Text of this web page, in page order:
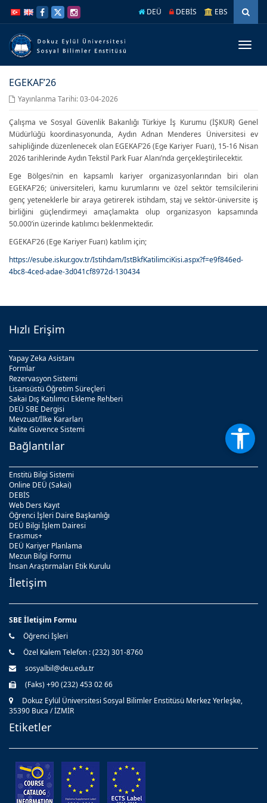
atla
Navigasyona
atla
DEÜ DEBİS EBS
EGEKAF’26
Yayınlanma Tarihi: 03-04-2026
Çalışma ve Sosyal Güvenlik Bakanlığı Türkiye İş Kurumu (İŞKUR) Genel
Müdürlüğü koordinasyonunda, Aydın Adnan Menderes Üniversitesi ev
sahipliğinde düzenlenecek olan EGEKAF’26 (Ege Kariyer Fuarı), 15-16 Nisan
2026 tarihlerinde Aydın Tekstil Park Fuar Alanı’nda gerçekleştirilecektir.
Ege Bölgesi’nin en kapsamlı kariyer organizasyonlarından biri olan
EGEKAF’26; üniversiteleri, kamu kurumlarını ve özel sektör temsilcilerini
genç yeteneklerle bir araya getirerek istihdam, staj ve sektör-üniversite iş
birliğini güçlendirmeyi amaçlamakta olup organizasyon kapsamında
50.000’in üzerinde katılımcı beklenmektedir.
EGEKAF’26 (Ege Kariyer Fuarı) katılım için;
https://esube.iskur.gov.tr/Istihdam/IstBkfKatilimciKisi.aspx?f=e9f846ed-
4bc8-4ced-adae-3d041cf8972d-130434
Hızlı Erişim
Yapay Zeka Asistanı
Formlar
Rezervasyon Sistemi
Lisansüstü Öğretim Süreçleri
Sakai Dış Katılımcı Ekleme Rehberi
DEÜ SBE Dergisi
Mevzuat/İlke Kararları
Kalite Güvence Sistemi
Bağlantılar
Enstitü Bilgi Sistemi
Online DEÜ (Sakai)
DEBİS
Web Ders Kayıt
Öğrenci İşleri Daire Başkanlığı
DEÜ Bilgi İşlem Dairesi
Erasmus+
DEÜ Kariyer Planlama
Mezun Bilgi Formu
İnsan Araştırmaları Etik Kurulu
İletişim
SBE İletişim Formu
Öğrenci İşleri
Özel Kalem Telefon : (232) 301-8760
sosyalbil@deu.edu.tr
(Faks) +90 (232) 453 02 66
Dokuz Eylül Üniversitesi Sosyal Bilimler Enstitüsü Merkez Yerleşke,
35390 Buca / İZMİR
Etiketler